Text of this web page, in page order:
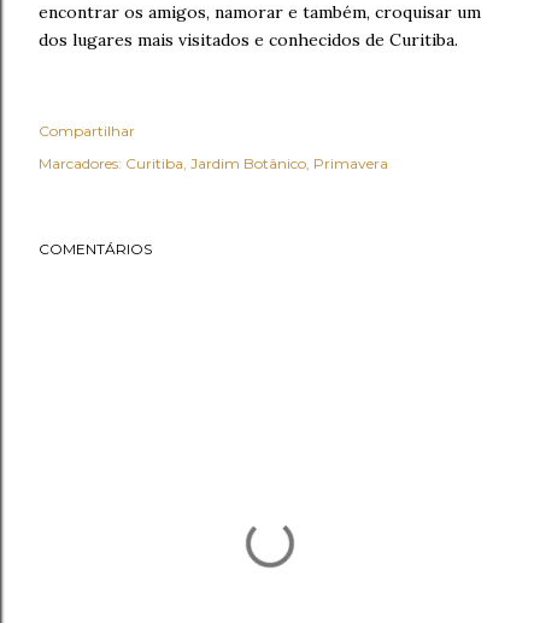
encontrar os amigos, namorar e também, croquisar um
dos lugares mais visitados e conhecidos de Curitiba.
Compartilhar
Marcadores: Curitiba Jardim Botânico Primavera
COMENTÁRIOS